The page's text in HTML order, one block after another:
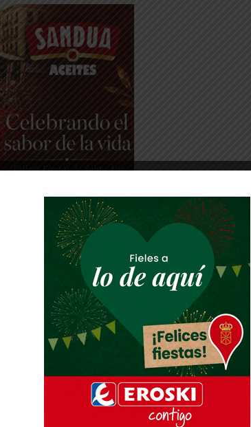
DE RIBAFORADA
Solares que recientemente se han
Bartolomé de Ribaforada; Paneles
energía limpia para el uso diario del
eléctrico con el consiguiente gasto, pero
las emisiones de gases de efecto
climático.
estos Paneles Solares, el 25% de la